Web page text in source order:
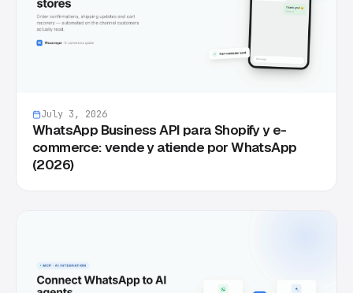
July 3, 2026
WhatsApp Business API para Shopify y e-
commerce: vende y atiende por WhatsApp
(2026)